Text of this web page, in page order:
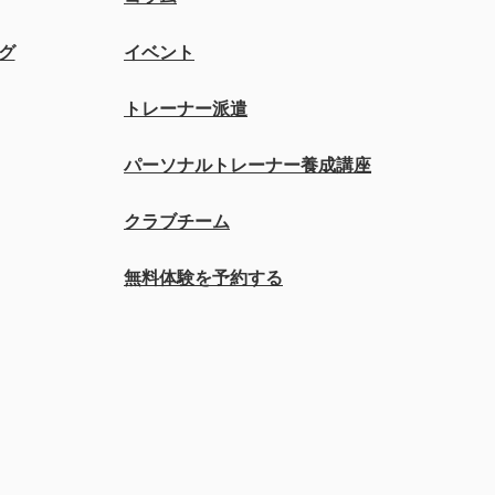
イベント
トレーナー派遣
パーソナルトレーナー養成講座
クラブチーム
無料体験を予約する